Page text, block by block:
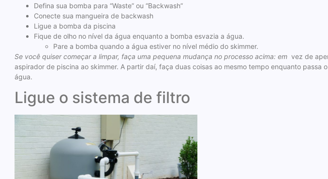
Defina sua bomba para “Waste” ou “Backwash”
Conecte sua mangueira de backwash
Ligue a bomba da piscina
Fique de olho no nível da água enquanto a bomba esvazia a água.
Pare a bomba quando a água estiver no nível médio do skimmer.
Se você quiser começar a limpar, faça uma pequena mudança no processo acima: em vez de
aspirador de piscina ao skimmer. A partir daí, faça duas coisas ao mesmo tempo enquanto passa
água.
Ligue o sistema de filtro